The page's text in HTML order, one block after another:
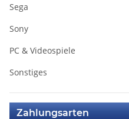
Sega
Sony
PC & Videospiele
Sonstiges
Zahlungsarten